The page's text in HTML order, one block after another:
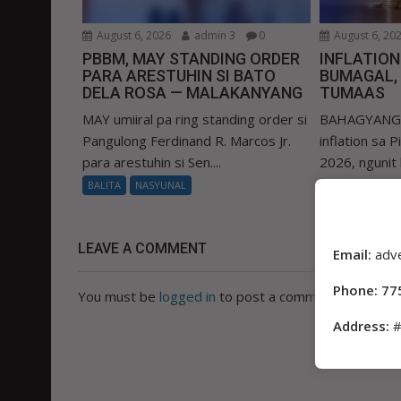
August 6, 2026 admin 3 0
PBBM, MAY STANDING ORDER
PARA ARESTUHIN SI BATO
DELA ROSA — MALAKANYANG
MAY umiiral pa ring standing order si
Pangulong Ferdinand R. Marcos Jr.
para arestuhin si Sen....
BALITA NASYUNAL
August 6,
TUMAAS
inflation sa
2026, ngunit
ang...
LEAVE A COMMENT
You must be logged in to post a comment.
Email:
Phone:
Address: